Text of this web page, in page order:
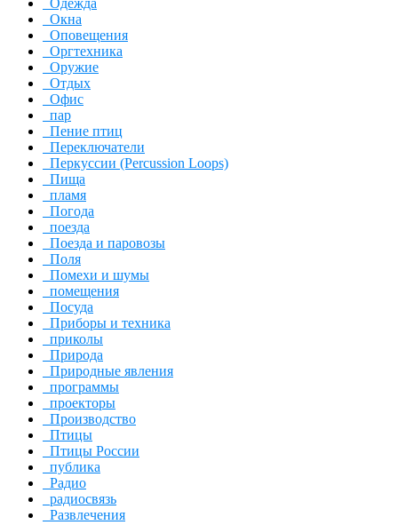
Окна
Оповещения
Оргтехника
Оружие
Отдых
Офис
пар
Пение птиц
Переключатели
Перкуссии (Percussion Loops)
Пища
пламя
Погода
поезда
Поезда и паровозы
Поля
Помехи и шумы
помещения
Посуда
Приборы и техника
приколы
Природа
Природные явления
программы
проекторы
Производство
Птицы
Птицы России
публика
Радио
радиосвязь
Развлечения